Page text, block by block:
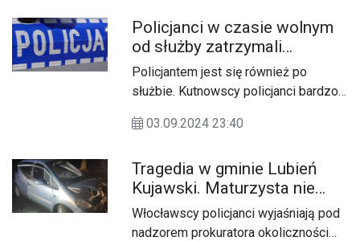
nieodpowiedzialne zachowanie może
mu grozić kara do 3 lat pozbawienia
wolności i wysoka grzywna.
Policjanci w czasie wolnym
od służby zatrzymali
sklepowych złodziei
Policjantem jest się również po
służbie. Kutnowscy policjanci bardzo
Funkcjonariusze z Wydziału Prewencji
wolnym od służby zatrzymali złodziei
sklepowych. Dzięki właściwej
postawie i reakcji złodzieje za swoje
zachowanie odpowiedzą przed
03.09.2024 23:40
Tragedia w gminie Lubień
Kujawski. Maturzysta nie
doczekał swojej studniówki
Włocławscy policjanci wyjaśniają pod
nadzorem prokuratora okoliczności